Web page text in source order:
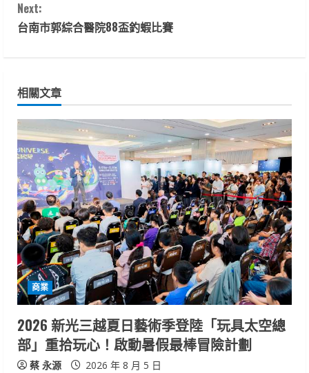
t
n
u
e
R
e
a
d
i
n
g
Next:
台南市郭綜合醫院88盃釣蝦比賽
相關文章
商業
2026 新光三越夏日藝術季登陸「玩具太空總
部」重拾玩心！啟動暑假最棒冒險計劃
蔡 永源 2026 年 8 月 5 日